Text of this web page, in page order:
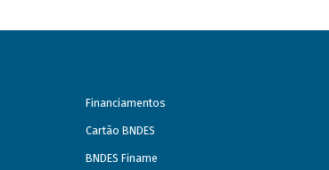
Financiamentos
Cartão BNDES
BNDES Finame